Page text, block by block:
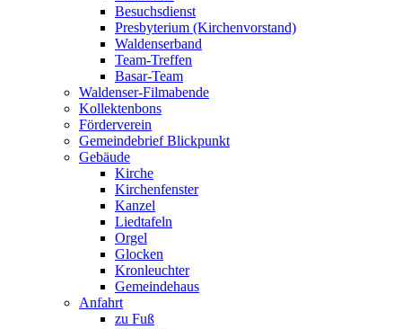
Besuchsdienst
Presbyterium (Kirchenvorstand)
Waldenserband
Team-Treffen
Basar-Team
Waldenser-Filmabende
Kollektenbons
Förderverein
Gemeindebrief Blickpunkt
Gebäude
Kirche
Kirchenfenster
Kanzel
Liedtafeln
Orgel
Glocken
Kronleuchter
Gemeindehaus
Anfahrt
zu Fuß